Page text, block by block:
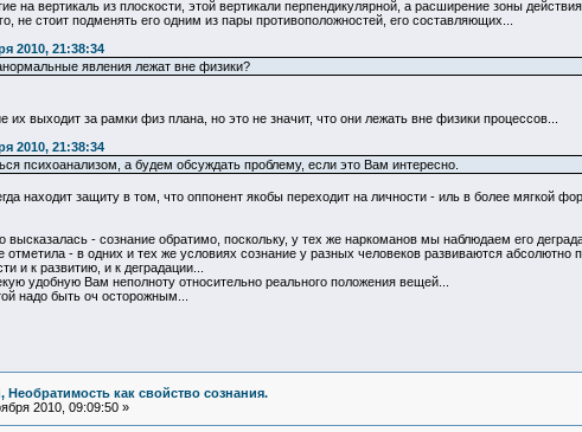
на вертикаль из плоскости, этой вертикали перпендикулярной, а расширение зоны
не стоит подменять его одним из пары противоположностей, его составляющих...
2010, 21:38:34
явления лежат вне физики?
их выходит за рамки физ плана, но это не значит, что они лежать вне физики процессов...
2010, 21:38:34
психоанализом, а будем обсуждать проблему, если это Вам интересно.
находит защиту в том, что оппонент якобы переходит на личности - иль в более мягкой
- сознание обратимо, поскольку, у тех же наркоманов мы наблюдаем его
отметила - в одних и тех же условиях сознание у разных человеков развиваются
и к развитию, и к деградации...
удобную Вам неполноту относительно реального положения вещей...
надо быть оч осторожным...
как свойство сознания.
2010, 09:09:50 »